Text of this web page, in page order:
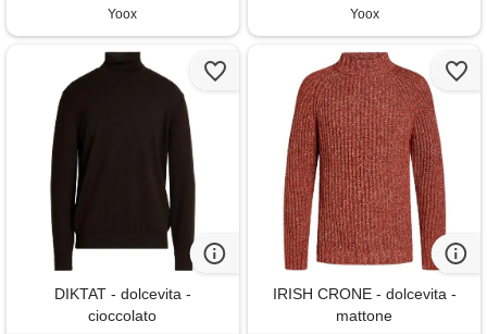
Yoox Yoox
DIKTAT - dolcevita -
cioccolato
IRISH CRONE - dolcevita -
mattone